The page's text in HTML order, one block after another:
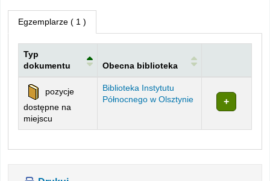
Egzemplarze ( 1 )
Egzemplarze
Typ
dokumentu
Obecna biblioteka
pozycje
dostępne na
miejscu
Biblioteka Instytutu
Północnego w Olsztynie